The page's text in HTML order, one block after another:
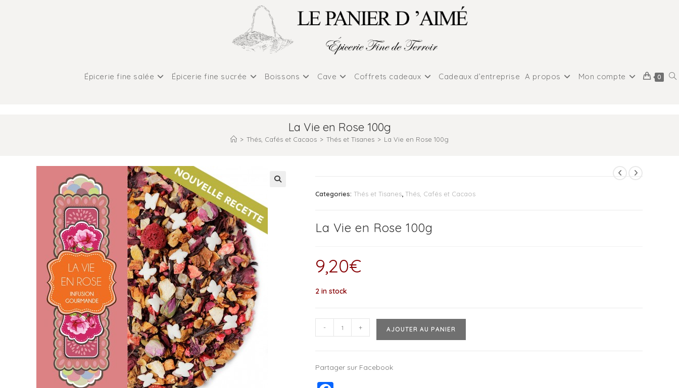
Épicerie fine salée Épicerie fine sucrée Boissons Cave Coffrets cadeaux Cadeaux d’entreprise A propos Mon compte 0
La Vie en Rose 100g
> Thés, Cafés et Cacaos > Thés et Tisanes > La Vie en Rose 100g
Categories: Thés et Tisanes Thés, Cafés et Cacaos
La Vie en Rose 100g
9,20€
2 in stock
- + AJOUTER AU PANIER
Partager sur Facebook